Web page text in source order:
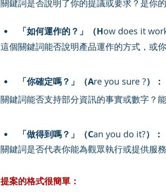
關鍵詞是否說明了你的提議或要求？是你
「如何運作的？」（How does it
這個關鍵詞能否說明產品運作的方式，或
「你確定嗎？」（Are you sure ?）：
關鍵詞能否支持部分資訊的事實或數字？
「做得到嗎？」（Can you do it?）：
關鍵詞是否代表你能為觀眾執行或提供服
提案的格式很簡單：